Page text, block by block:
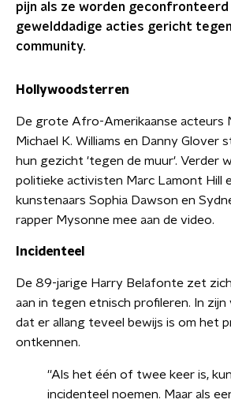
pijn als ze worden
gewelddadige acties gericht
community.
Hollywoodsterren
De grote Afro-Amerikaanse acteurs
Michael K. Williams en Danny Glover
hun gezicht 'tegen de muur'. Verder
politieke activisten Marc Lamont Hill
kunstenaars Sophia Dawson en
rapper Mysonne mee aan de video.
Incidenteel
De 89-jarige Harry Belafonte zet
aan in tegen etnisch profileren. In
dat er allang teveel bewijs is om het
ontkennen.
''Als het één of twee keer is,
incidenteel noemen. Maar als